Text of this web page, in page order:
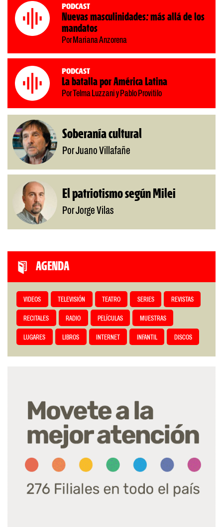
Podcast
Nuevas masculinidades: más allá de los
mandatos
Por Mariana Anzorena
Podcast
La batalla por América Latina
Por Telma Luzzani y Pablo Provitilo
Soberanía cultural
Por Juano Villafañe
El patriotismo según Milei
Por Jorge Vilas
AGENDA
VIDEOS TELEVISIÓN TEATRO SERIES REVISTAS
RECITALES RADIO PELÍCULAS MUESTRAS
LUGARES LIBROS INTERNET INFANTIL DISCOS